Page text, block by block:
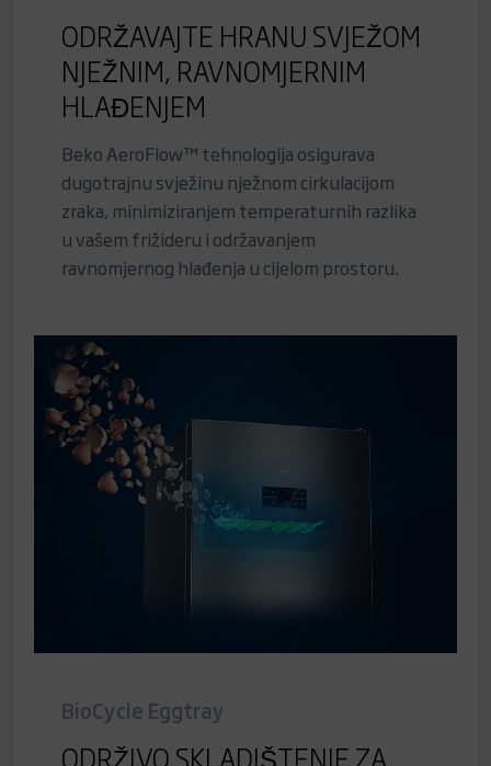
ODRŽAVAJTE HRANU SVJEŽOM
NJEŽNIM, RAVNOMJERNIM
HLAĐENJEM
Beko AeroFlow™ tehnologija osigurava
dugotrajnu svježinu nježnom cirkulacijom
zraka, minimiziranjem temperaturnih razlika
u vašem frižideru i održavanjem
ravnomjernog hlađenja u cijelom prostoru.
BioCycle Eggtray
ODRŽIVO SKLADIŠTENJE ZA